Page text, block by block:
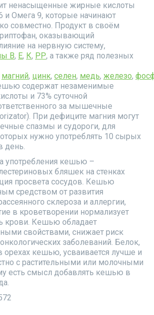
ненасыщенные жирные кислоты
и Омега 9, которые начинают
совместно. Продукт в своём
оказывающий
на нервную систему,
В, Е, К, РР, а также ряд полезных
магний, цинк, селен, медь, железо,
содержат незаменимые
и 73% суточной
за мышечные
При дефиците магния могут
спазмы и судороги, для
нужно употреблять 10 сырых
день.
употребления кешью –
бляшек на стенках
просвета сосудов. Кешью
средством от развития
склероза и аллергии,
в кроветворении нормализует
крови. Кешью обладает
свойствами, снижает риск
заболеваний. Белок,
кешью, усваивается лучше и
с растительными или молочными
есть смысл добавлять кешью в